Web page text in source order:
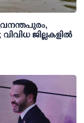
ജില്ലകളിൽ